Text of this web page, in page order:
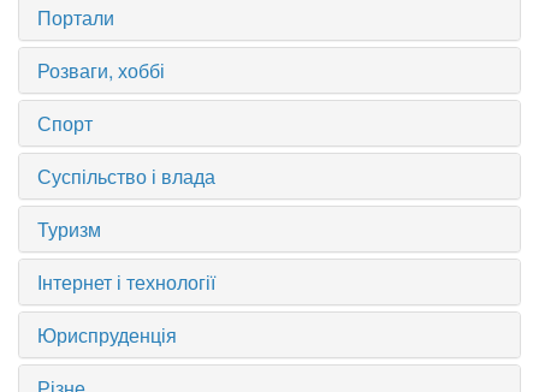
Портали
Розваги, хоббі
Спорт
Суспільство і влада
Туризм
Інтернет і технології
Юриспруденція